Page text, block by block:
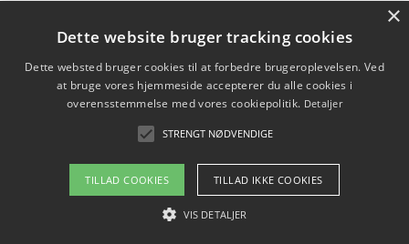
Sådan rydder du effektivt op efter et stort event
Copyright 2026 - Pilanto Aps
Om / kontakt
Blog Betingelser
×
Dette website bruger tracking cookies
Dette websted bruger cookies til at forbedre brugeroplevelsen. Ved
at bruge vores hjemmeside accepterer du alle cookies i
overensstemmelse med vores cookiepolitik. Detaljer
STRENGT NØDVENDIGE
TILLAD COOKIES TILLAD IKKE COOKIES
VIS DETALJER